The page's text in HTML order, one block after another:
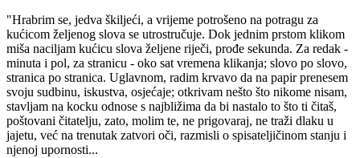
"Hrabrim se, jedva škiljeći, a vrijeme potrošeno na potragu za
kućicom željenog slova se utrostručuje. Dok jednim prstom klikom
miša naciljam kućicu slova željene riječi, prođe sekunda. Za redak -
minuta i pol, za stranicu - oko sat vremena klikanja; slovo po slovo,
stranica po stranica. Uglavnom, radim krvavo da na papir prenesem
svoju sudbinu, iskustva, osjećaje; otkrivam nešto što nikome nisam,
stavljam na kocku odnose s najbližima da bi nastalo to što ti čitaš,
poštovani čitatelju, zato, molim te, ne prigovaraj, ne traži dlaku u
jajetu, već na trenutak zatvori oči, razmisli o spisateljičinom stanju i
njenoj upornosti...